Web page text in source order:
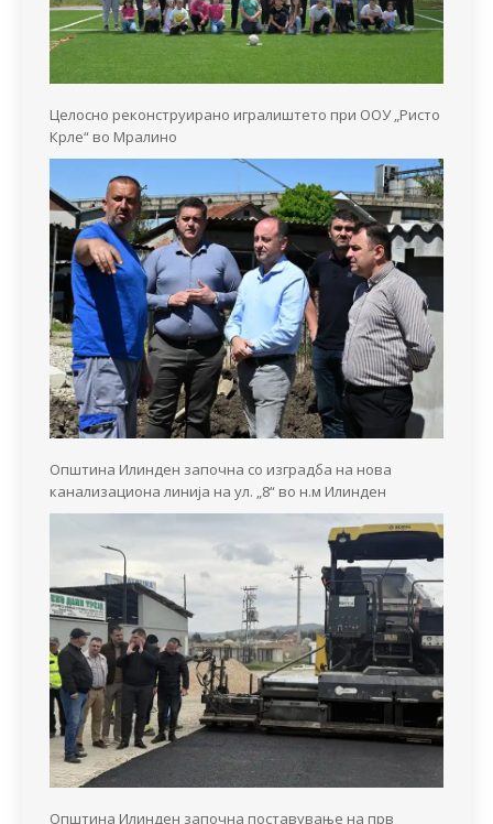
Целосно реконструирано игралиштето при ООУ „Ристо
Крле“ во Мралино
Општина Илинден започна со изградба на нова
канализациона линија на ул. „8“ во н.м Илинден
Општина Илинден започна поставување на прв